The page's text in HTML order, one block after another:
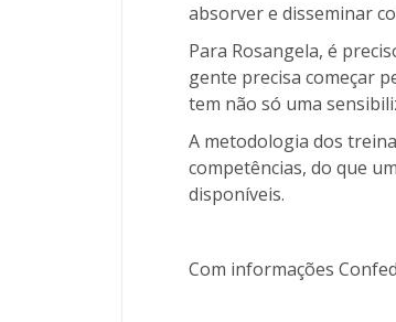
absorver e disseminar
Para Rosangela, é
gente precisa começar
tem não só uma
A metodologia dos
competências, do que
disponíveis.
Com informações